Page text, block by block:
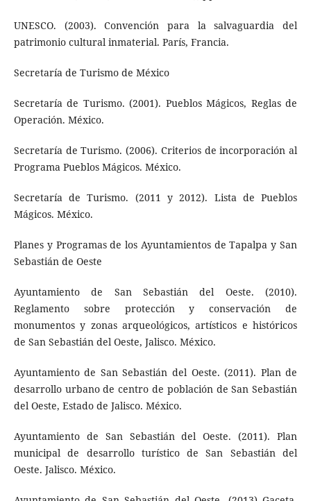
UNESCO. (2003). Convención para la salvaguardia del
patrimonio cultural inmaterial. París, Francia.
Secretaría de Turismo de México
Secretaría de Turismo. (2001). Pueblos Mágicos, Reglas de
Operación. México.
Secretaría de Turismo. (2006). Criterios de incorporación al
Programa Pueblos Mágicos. México.
Secretaría de Turismo. (2011 y 2012). Lista de Pueblos
Mágicos. México.
Planes y Programas de los Ayuntamientos de Tapalpa y San
Sebastián de Oeste
Ayuntamiento de San Sebastián del Oeste. (2010).
Reglamento sobre protección y conservación de
monumentos y zonas arqueológicos, artísticos e históricos
de San Sebastián del Oeste, Jalisco. México.
Ayuntamiento de San Sebastián del Oeste. (2011). Plan de
desarrollo urbano de centro de población de San Sebastián
del Oeste, Estado de Jalisco. México.
Ayuntamiento de San Sebastián del Oeste. (2011). Plan
municipal de desarrollo turístico de San Sebastián del
Oeste. Jalisco. México.